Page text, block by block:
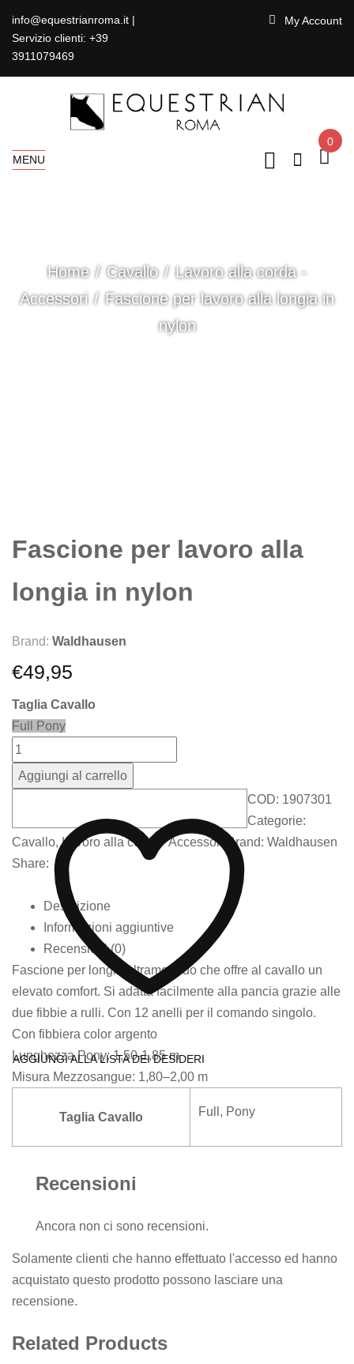
info@equestrianroma.it |
Servizio clienti: +39
3911079469
My Account
MENU
0
Home Cavallo
Lavoro alla corda -
Accessori
Fascione per lavoro alla longia in
nylon
Fascione per lavoro alla
longia in nylon
Brand: Waldhausen
€49,95
Taglia Cavallo
Full
Pony
Aggiungi al carrello
AGGIUNGI ALLA LISTA DEI DESIDERI
COD: 1907301
Categorie:
Cavallo,Lavoro alla corda - Accessori Brand: Waldhausen
Share:
Descrizione
Informazioni aggiuntive
Recensioni (0)
Fascione per longia ultramorbido che offre al cavallo un
elevato comfort. Si adatta facilmente alla pancia grazie alle
due fibbie a rulli. Con 12 anelli per il comando singolo.
Con fibbiera color argento
Lunghezza Pony: 1,50-1,85 m
Misura Mezzosangue: 1,80–2,00 m
Taglia Cavallo Full , Pony
Recensioni
Ancora non ci sono recensioni.
Solamente clienti che hanno effettuato l'accesso ed hanno
acquistato questo prodotto possono lasciare una
recensione.
Related Products